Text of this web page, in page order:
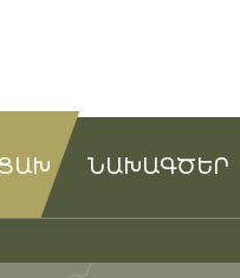
ՆԱԽԱԳԾԵՐ